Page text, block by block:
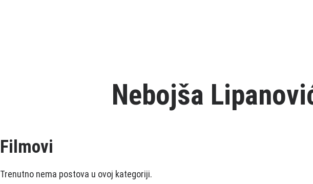
Nebojša
Filmovi
Trenutno nema postova u ovoj kategoriji.